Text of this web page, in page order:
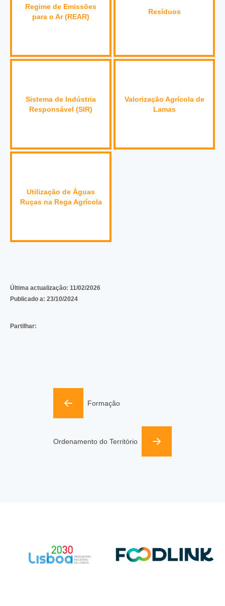
Regime de Emissões
para o Ar (REAR)
Resíduos
Sistema de Indústria
Responsável (SIR)
Valorização Agrícola de
Lamas
Utilização de Águas
Ruças na Rega Agrícola
Última actualização: 11/02/2026
Publicado a: 23/10/2024
Partilhar:
Formação
Ordenamento do Território